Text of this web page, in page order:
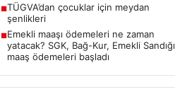
■TÜGVA’dan çocuklar için meydan
şenlikleri
■Emekli maaşı ödemeleri ne zaman
yatacak? SGK, Bağ-Kur, Emekli Sandığı
maaş ödemeleri başladı